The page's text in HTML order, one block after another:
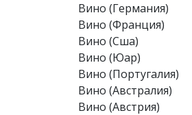
Вино (Германия)
Вино (Франция)
Вино (Сша)
Вино (Юар)
Вино (Португалия)
Вино (Австралия)
Вино (Австрия)